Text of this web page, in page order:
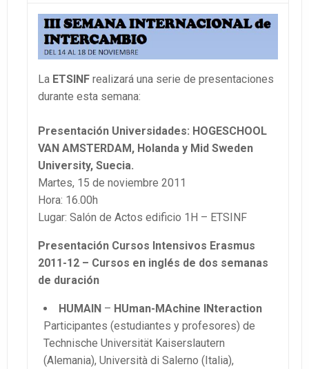
La ETSINF realizará una serie de presentaciones
durante esta semana:
Presentación Universidades: HOGESCHOOL
VAN AMSTERDAM, Holanda y Mid Sweden
University, Suecia.
Martes, 15 de noviembre 2011
Hora: 16.00h
Lugar: Salón de Actos edificio 1H – ETSINF
Presentación Cursos Intensivos Erasmus
2011-12 – Cursos en inglés de dos semanas
de duración
HUMAIN – HUman-MAchine INteraction
Participantes (estudiantes y profesores) de
Technische Universität Kaiserslautern
(Alemania), Università di Salerno (Italia),